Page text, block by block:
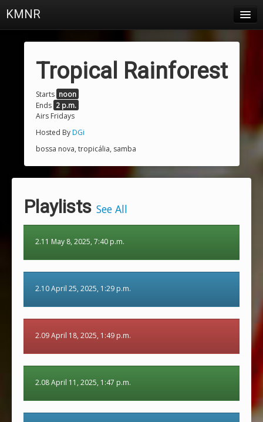
KMNR
Schedule
Town & Campus News
Playlists
About
Login
Tropical Rainforest
Starts noon
Ends 2 p.m.
Airs Fridays
Hosted ByDGi
bossa nova, tropicália, samba
Playlists See All
2.11 May 8, 2025, 7:40 p.m.
2.10 April 25, 2025, 1:29 p.m.
2.09 April 18, 2025, 1:49 p.m.
2.08 April 11, 2025, 1:47 p.m.